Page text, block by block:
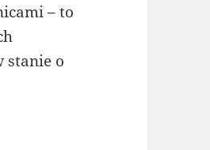
– to
stanie o